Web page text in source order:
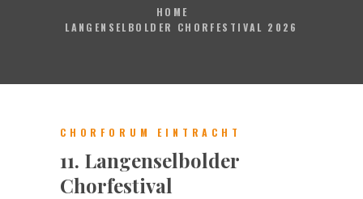
HOME
LANGENSELBOLDER CHORFESTIVAL 2026
CHORFORUM EINTRACHT
11. Langenselbolder
Chorfestival